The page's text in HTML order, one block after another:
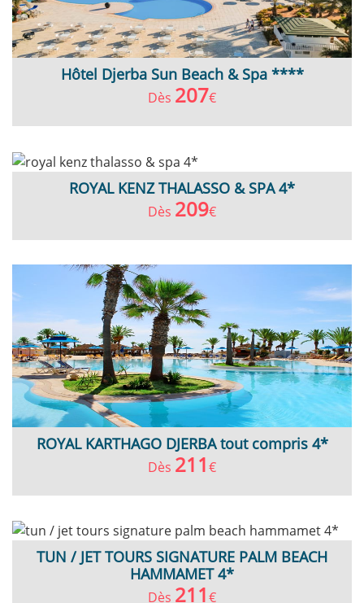
Hôtel Djerba Sun Beach & Spa ****
Dès 207€
ROYAL KENZ THALASSO & SPA 4*
Dès 209€
ROYAL KARTHAGO DJERBA tout compris 4*
Dès 211€
TUN / JET TOURS SIGNATURE PALM BEACH
HAMMAMET 4*
Dès 211€